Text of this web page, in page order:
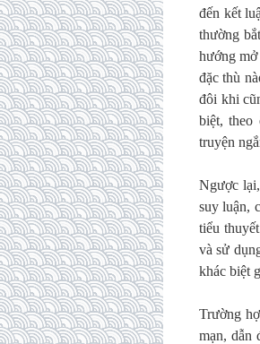
đến kết
thường
hướng
đặc thù
đôi khi
biệt, theo
truyện
Ngược
suy luận,
tiểu
và sử
khác biệt
Trường
mạn, dẫn